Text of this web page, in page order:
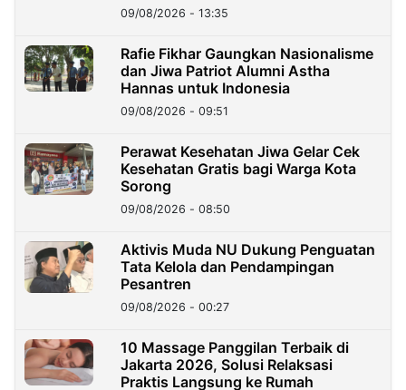
09/08/2026 - 13:35
Rafie Fikhar Gaungkan Nasionalisme
dan Jiwa Patriot Alumni Astha
Hannas untuk Indonesia
09/08/2026 - 09:51
Perawat Kesehatan Jiwa Gelar Cek
Kesehatan Gratis bagi Warga Kota
Sorong
09/08/2026 - 08:50
Aktivis Muda NU Dukung Penguatan
Tata Kelola dan Pendampingan
Pesantren
09/08/2026 - 00:27
10 Massage Panggilan Terbaik di
Jakarta 2026, Solusi Relaksasi
Praktis Langsung ke Rumah